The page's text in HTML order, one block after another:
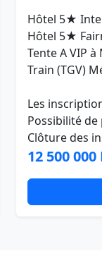
Hôtel 5★
Hôtel 5★
Tente A VIP
Train (TGV)
Les
Possibilité
Clôture des
12 500 000